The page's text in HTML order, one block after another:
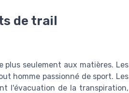
de trail
seulement aux matières. Les
homme passionné de sport. Les
l'évacuation de la transpiration,